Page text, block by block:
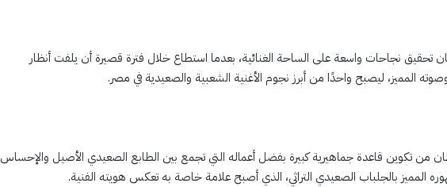
نجاحات واسعة على الساحة الغنائية، بعدما استطاع خلال فترة قصيرة أن يلفت أنظار
المميز، ليصبح واحدًا من أبرز نجوم الأغنية الشعبية والصعيدية في مصر.
تكوين قاعدة جماهيرية كبيرة بفضل أعماله التي تجمع بين الطابع الصعيدي الأصيل والإحساس
المميز بالجلباب الصعيدي التراثي، الذي أصبح علامة خاصة به تعكس هويته الفنية.